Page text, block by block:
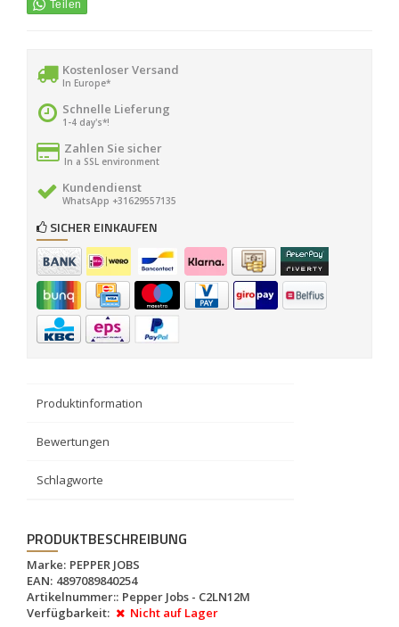
Kostenloser Versand
In Europe*
Schnelle Lieferung
1-4 day's*!
Zahlen Sie sicher
In a SSL environment
Kundendienst
WhatsApp +31629557135
SICHER EINKAUFEN
Produktinformation
Bewertungen
Schlagworte
PRODUKTBESCHREIBUNG
Marke: PEPPER JOBS
EAN: 4897089840254
Artikelnummer:: Pepper Jobs - C2LN12M
Verfügbarkeit:
Nicht auf Lager